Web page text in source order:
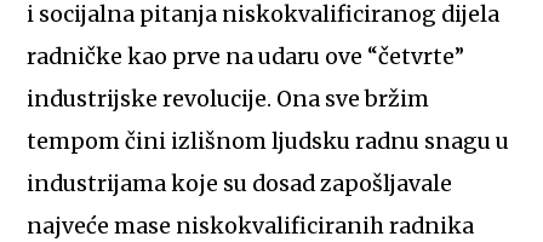
i socijalna pitanja niskokvalificiranog dijela
radničke kao prve na udaru ove “četvrte”
industrijske revolucije. Ona sve bržim
tempom čini izlišnom ljudsku radnu snagu u
industrijama koje su dosad zapošljavale
najveće mase niskokvalificiranih radnika